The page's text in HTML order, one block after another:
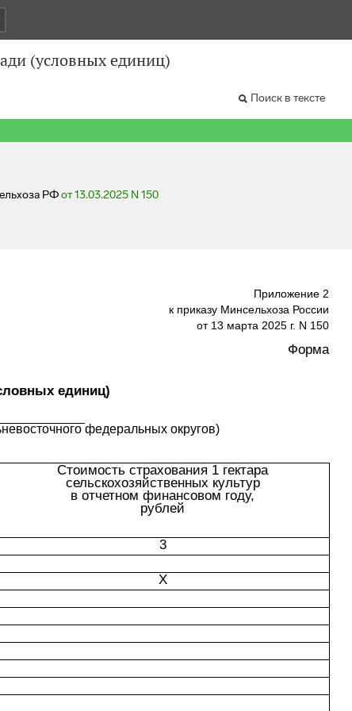
(условных единиц)
Поиск в тексте
РФот 13.03.2025 N 150
Приложение 2
к приказу Минсельхоза России
от 13 марта 2025 г. N 150
Форма
единиц)
федеральных округов)
Стоимость страхования 1 гектара
сельскохозяйственных культур
в отчетном финансовом году,
рублей
3
X